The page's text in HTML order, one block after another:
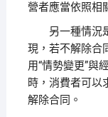
營者應當依照相
另一種情況是
現，若不解除合
用“情勢變更”與
時，消費者可以
解除合同。